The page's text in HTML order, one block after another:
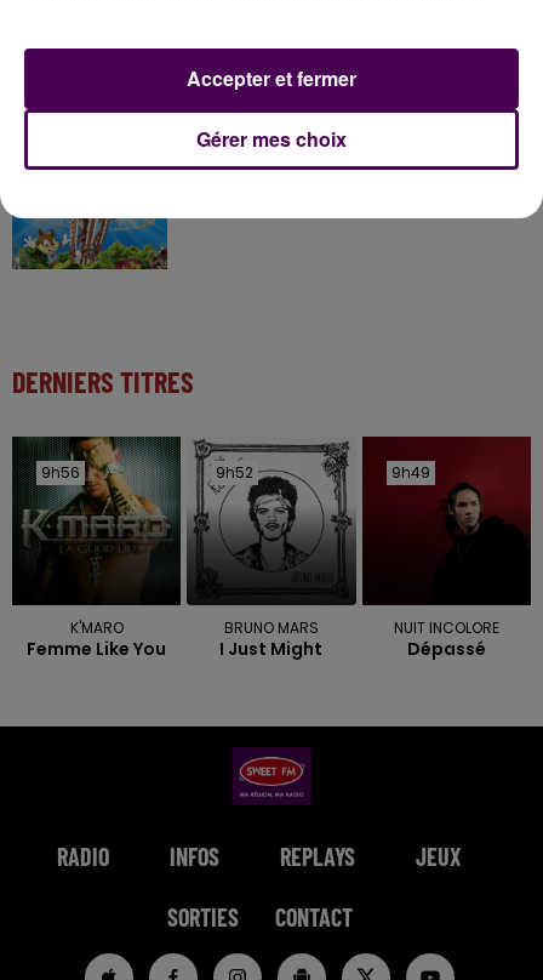
Kids !
7 août 2026
DERNIERS TITRES
9h56
9h56
K'MARO
Femme Like You
9h52
9h52
BRUNO MARS
I Just Might
9h49
9h49
NUIT INCOLORE
Dépassé
RADIO INFOS REPLAYS JEUX
SORTIES CONTACT
Gérer mes choix
Accepter et fermer